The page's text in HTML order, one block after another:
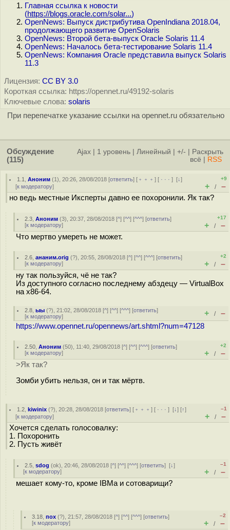
Главная ссылка к новости
(https://blogs.oracle.com/solar...)
OpenNews: Выпуск дистрибутива OpenIndiana 2018.04,
продолжающего развитие OpenSolaris
OpenNews: Второй бета-выпуск Oracle Solaris 11.4
OpenNews: Началось бета-тестирование Solaris 11.4
OpenNews: Компания Oracle представила выпуск Solaris
11.3
Лицензия: CC BY 3.0
Короткая ссылка: https://opennet.ru/49192-solaris
Ключевые слова: solaris
При перепечатке указание ссылки на opennet.ru обязательно
Обсуждение
(115)
Ajax 1 уровень Линейный +/-
Раскрыть
всё
RSS
1.1 ,Аноним (1), 20:26, 28/08/2018 [ответить] [ ﹢﹢﹢] [ · · ·][↓]
[к модератору]
+9
+ / –
но ведь местные Иксперты давно ее похоронили. Як так?
2.3 ,Аноним (3), 20:37, 28/08/2018 [^] [^^] [^^^] [ответить]
[к модератору]
+17
+ / –
Что мертво умереть не может.
2.6 ,ананим.orig (?), 20:55, 28/08/2018 [^] [^^] [^^^] [ответить]
[к модератору]
+2
+ / –
ну так пользуйся, чё не так?
Из доступного согласно последнему абздецу — VirtualBox
на x86-64.
2.8 ,ыы (?), 21:02, 28/08/2018 [^] [^^] [^^^] [ответить]
[к модератору] + / –
https://www.opennet.ru/opennews/art.shtml?num=47128
2.50 ,Аноним (50), 11:40, 29/08/2018 [^] [^^] [^^^] [ответить]
[к модератору]
+2
+ / –
>Як так?
Зомби убить нельзя, он и так мёртв.
1.2 ,kiwinix (?), 20:28, 28/08/2018 [ответить] [ ﹢﹢﹢] [ · · ·][↓] [↑]
[к модератору]
–1
+ / –
Хочется сделать голосовалку:
1. Похоронить
2. Пусть живёт
2.5 ,sdog (ok), 20:46, 28/08/2018 [^] [^^] [^^^] [ответить][↓]
[к модератору]
–1
+ / –
мешает кому-то, кроме IBMа и сотоварищи?
3.18 ,пох (?), 21:57, 28/08/2018 [^] [^^] [^^^] [ответить]
[к модератору]
–2
+ / –